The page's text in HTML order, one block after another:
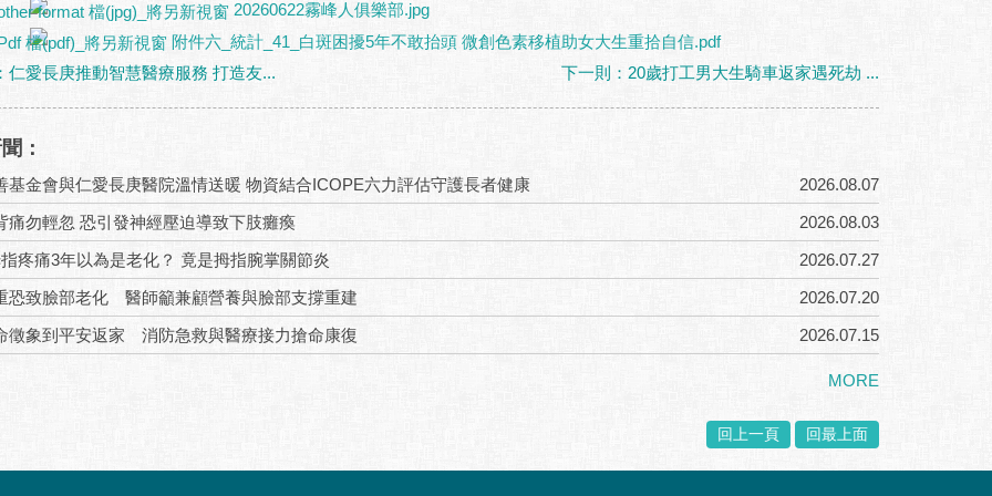
20260622霧峰人俱樂部.jpg
附件六_統計_41_白斑困擾5年不敢抬頭 微創色素移植助女大生重拾自信.pdf
仁愛長庚推動智慧醫療服務 打造友...
下一則：20歲打工男大生騎車返家遇死劫 ...
：
基金會與仁愛長庚醫院溫情送暖 物資結合ICOPE六力評估守護長者健康
2026.08.07
痛勿輕忽 恐引發神經壓迫導致下肢癱瘓
2026.08.03
疼痛3年以為是老化？ 竟是拇指腕掌關節炎
2026.07.27
恐致臉部老化 醫師籲兼顧營養與臉部支撐重建
2026.07.20
徵象到平安返家 消防急救與醫療接力搶命康復
2026.07.15
MORE
回上一頁 回最上面